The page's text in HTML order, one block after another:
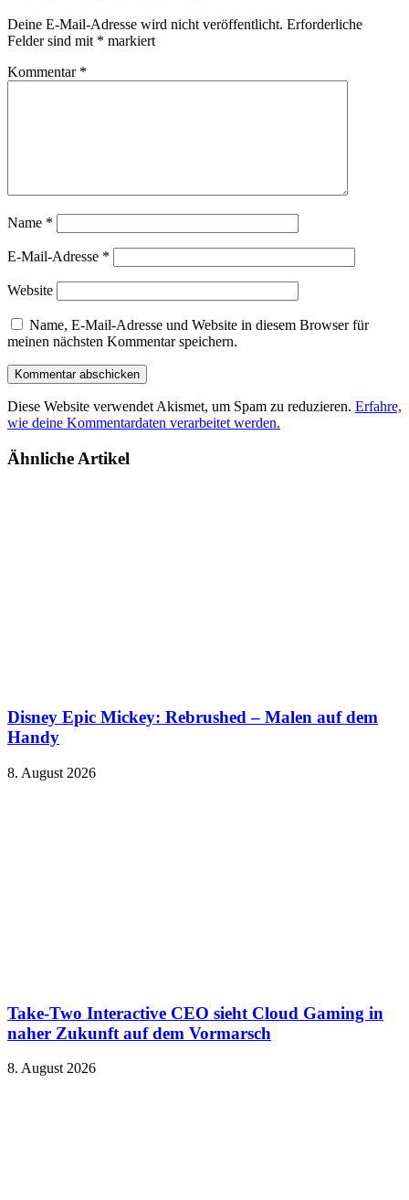
Deine E-Mail-Adresse wird nicht veröffentlicht. Erforderliche
Felder sind mit * markiert
Kommentar *
Name *
E-Mail-Adresse *
Website
Name, E-Mail-Adresse und Website in diesem Browser für
meinen nächsten Kommentar speichern.
Diese Website verwendet Akismet, um Spam zu reduzieren. Erfahre,
wie deine Kommentardaten verarbeitet werden.
Ähnliche Artikel
Disney Epic Mickey: Rebrushed – Malen auf dem
Handy
8. August 2026
Take-Two Interactive CEO sieht Cloud Gaming in
naher Zukunft auf dem Vormarsch
8. August 2026